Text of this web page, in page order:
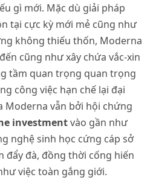
gì mới. Mặc dù giải pháp
tại cực kỳ mới mẻ cũng như
không thiếu thốn, Moderna
cũng như xây chứa vắc-xin
tầm quan trọng quan trọng
công việc hạn chế lại đại
Moderna vẫn bởi hội chứng
investmentvào gần như
nghệ sinh học cứng cáp sở
đẩy đà, đồng thời cống hiến
việc toàn gắng giới.